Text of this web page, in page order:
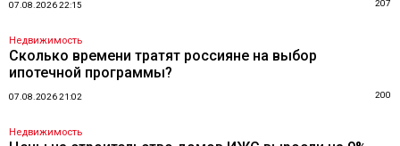
07.08.2026 22:15 207
Недвижимость
Сколько времени тратят россияне на выбор
ипотечной программы?
07.08.2026 21:02 200
Недвижимость